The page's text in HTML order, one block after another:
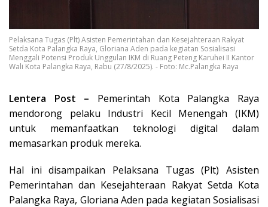
Pelaksana Tugas (Plt) Asisten Pemerintahan dan Kesejahteraan Rakyat
Setda Kota Palangka Raya, Gloriana Aden pada kegiatan Sosialisasi
Menggali Potensi Produk Unggulan IKM di Ruang Peteng Karuhei II Kantor
Wali Kota Palangka Raya, Rabu (27/8/2025). - Foto: Mc.Palangka Raya
Lentera Post – Pemerintah Kota Palangka Raya
mendorong pelaku Industri Kecil Menengah (IKM)
untuk memanfaatkan teknologi digital dalam
memasarkan produk mereka.
Hal ini disampaikan Pelaksana Tugas (Plt) Asisten
Pemerintahan dan Kesejahteraan Rakyat Setda Kota
Palangka Raya, Gloriana Aden pada kegiatan Sosialisasi